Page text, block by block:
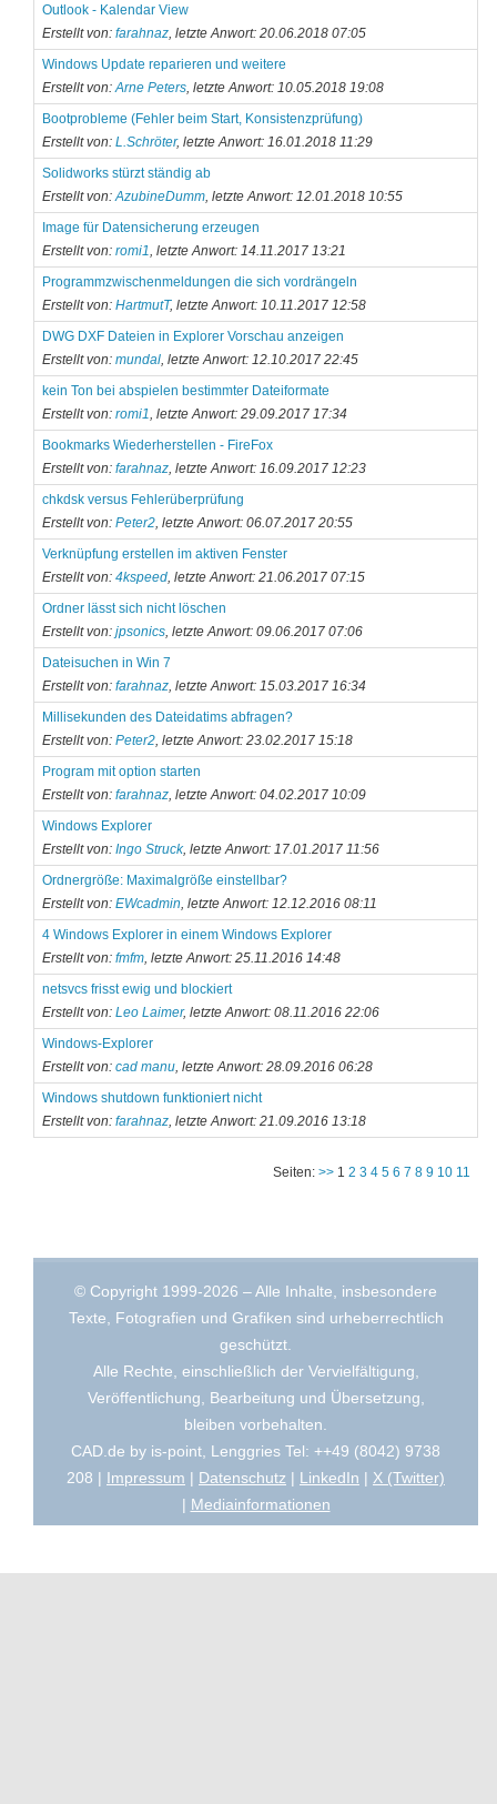
Outlook - Kalendar View
Erstellt von: farahnaz, letzte Anwort: 20.06.2018 07:05
Windows Update reparieren und weitere
Erstellt von: Arne Peters, letzte Anwort: 10.05.2018 19:08
Bootprobleme (Fehler beim Start, Konsistenzprüfung)
Erstellt von: L.Schröter, letzte Anwort: 16.01.2018 11:29
Solidworks stürzt ständig ab
Erstellt von: AzubineDumm, letzte Anwort: 12.01.2018 10:55
Image für Datensicherung erzeugen
Erstellt von: romi1 , letzte Anwort: 14.11.2017 13:21
Programmzwischenmeldungen die sich vordrängeln
Erstellt von: HartmutT, letzte Anwort: 10.11.2017 12:58
DWG DXF Dateien in Explorer Vorschau anzeigen
Erstellt von: mundal, letzte Anwort: 12.10.2017 22:45
kein Ton bei abspielen bestimmter Dateiformate
Erstellt von: romi1 , letzte Anwort: 29.09.2017 17:34
Bookmarks Wiederherstellen - FireFox
Erstellt von: farahnaz, letzte Anwort: 16.09.2017 12:23
chkdsk versus Fehlerüberprüfung
Erstellt von: Peter2, letzte Anwort: 06.07.2017 20:55
Verknüpfung erstellen im aktiven Fenster
Erstellt von: 4kspeed, letzte Anwort: 21.06.2017 07:15
Ordner lässt sich nicht löschen
Erstellt von: jpsonics, letzte Anwort: 09.06.2017 07:06
Dateisuchen in Win 7
Erstellt von: farahnaz, letzte Anwort: 15.03.2017 16:34
Millisekunden des Dateidatims abfragen?
Erstellt von: Peter2, letzte Anwort: 23.02.2017 15:18
Program mit option starten
Erstellt von: farahnaz, letzte Anwort: 04.02.2017 10:09
Windows Explorer
Erstellt von: Ingo Struck, letzte Anwort: 17.01.2017 11:56
Ordnergröße: Maximalgröße einstellbar?
Erstellt von: EWcadmin , letzte Anwort: 12.12.2016 08:11
4 Windows Explorer in einem Windows Explorer
Erstellt von: fmfm, letzte Anwort: 25.11.2016 14:48
netsvcs frisst ewig und blockiert
Erstellt von: Leo Laimer, letzte Anwort: 08.11.2016 22:06
Windows-Explorer
Erstellt von: cad manu, letzte Anwort: 28.09.2016 06:28
Windows shutdown funktioniert nicht
Erstellt von: farahnaz, letzte Anwort: 21.09.2016 13:18
Seiten: >> 1 2 3 4 5 6 7 8 9 10 11
© Copyright 1999-2026 – Alle Inhalte, insbesondere
Texte, Fotografien und Grafiken sind urheberrechtlich
geschützt.
Alle Rechte, einschließlich der Vervielfältigung,
Veröffentlichung, Bearbeitung und Übersetzung,
bleiben vorbehalten.
CAD.de by is-point, Lenggries Tel: ++49 (8042) 9738
208 | Impressum | Datenschutz | LinkedIn | X (Twitter)
| Mediainformationen